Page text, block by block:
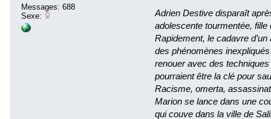
Messages: 688
Sexe:
Adrien Destive disparaît
adolescente tourmentée, fille
Rapidement, le cadavre
des phénomènes
renouer avec des
pourraient être la clé pour
Racisme, omerta,
Marion se lance dans une
qui couve dans la ville de